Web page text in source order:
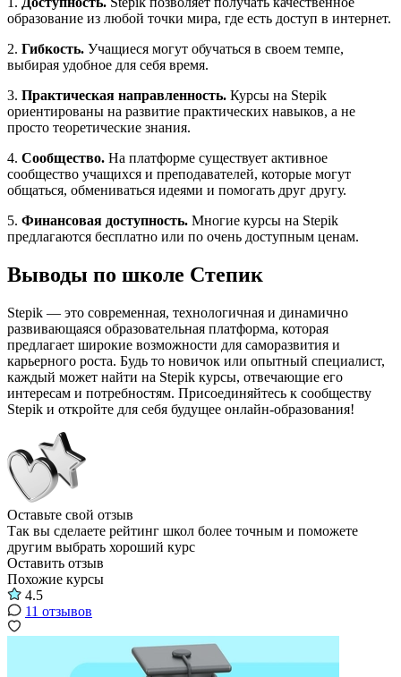
образование из любой точки мира, где есть доступ в интернет.
2. Гибкость. Учащиеся могут обучаться в своем темпе,
выбирая удобное для себя время.
3. Практическая направленность. Курсы на Stepik
ориентированы на развитие практических навыков, а не
просто теоретические знания.
4. Сообщество. На платформе существует активное
сообщество учащихся и преподавателей, которые могут
общаться, обмениваться идеями и помогать друг другу.
5. Финансовая доступность. Многие курсы на Stepik
предлагаются бесплатно или по очень доступным ценам.
Выводы по школе Степик
Stepik — это современная, технологичная и динамично
развивающаяся образовательная платформа, которая
предлагает широкие возможности для саморазвития и
карьерного роста. Будь то новичок или опытный специалист,
каждый может найти на Stepik курсы, отвечающие его
интересам и потребностям. Присоединяйтесь к сообществу
Stepik и откройте для себя будущее онлайн-образования!
Оставьте свой отзыв
Так вы сделаете рейтинг школ более точным и поможете
другим выбрать хороший курс
Оставить отзыв
Похожие курсы
4.5
11 отзывов